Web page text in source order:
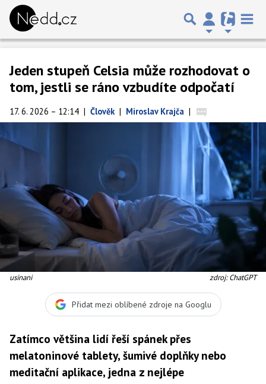
Jeden stupeň Celsia může rozhodovat o
tom, jestli se ráno vzbudíte odpočatí
17. 6. 2026 – 12:14 | Člověk | Miroslav Krajča |
usinani zdroj: ChatGPT
Přidat mezi oblíbené zdroje na Googlu
Zatímco většina lidí řeší spánek přes
melatoninové tablety, šumivé doplňky nebo
meditační aplikace, jedna z nejlépe